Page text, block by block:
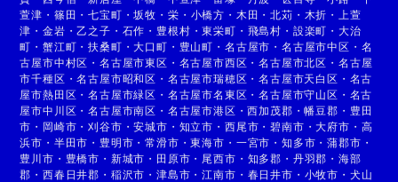
萱津 ・ 篠田 ・七宝町 ・坂牧 ・ 栄 ・ 小橋方 ・ 木田 ・北苅 ・ 木折 ・
上萱
津 ・金岩 ・乙之子 ・ 石作 ・ 豊根村 ・東栄町 ・ 飛島村 ・ 設楽町 ・ 大治
町 ・蟹江町 ・扶桑町 ・大口町 ・ 豊山町 ・ 名古屋市 ・ 名古屋市中区 ・ 名
古屋市中村区 ・名古屋市東区 ・ 名古屋市西区 ・名古屋市北区 ・ 名古屋
市千種区 ・名古屋市昭和区 ・ 名古屋市瑞穂区 ・名古屋市天白区 ・ 名古
屋市熱田区 ・名古屋市緑区 ・ 名古屋市名東区 ・名古屋市守山区 ・ 名古
屋市中川区 ・名古屋市南区 ・ 名古屋市港区 ・西加茂郡 ・幡豆郡 ・ 豊田
市 ・ 岡崎市 ・刈谷市 ・安城市 ・ 知立市 ・ 西尾市 ・碧南市 ・大府市 ・ 高
浜市 ・ 半田市 ・ 豊明市 ・常滑市 ・東海市 ・ 一宮市 ・ 知多市 ・蒲郡市 ・
豊川市 ・ 豊橋市 ・ 新城市 ・ 田原市 ・ 尾西市 ・ 知多郡 ・ 丹羽郡 ・ 海部
郡 ・西春日井郡 ・ 稲沢市 ・津島市 ・江南市 ・ 春日井市 ・ 小牧市 ・ 犬山